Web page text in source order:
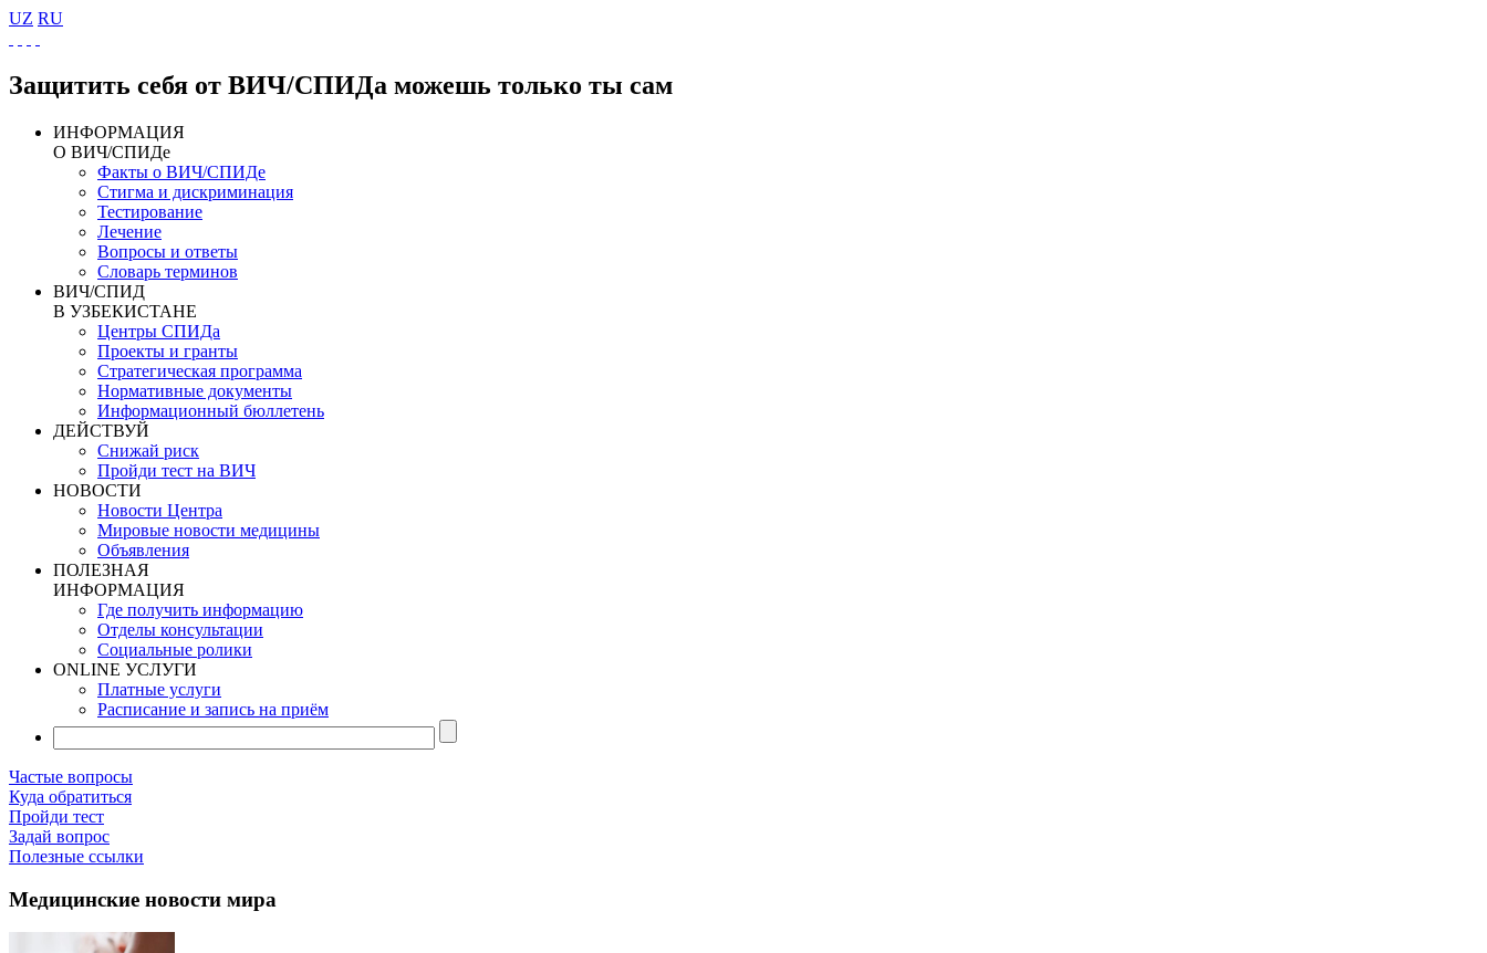
UZ RU
Защитить себя от ВИЧ/СПИДа можешь только ты сам
ИНФОРМАЦИЯ
О ВИЧ/СПИДе
Факты о ВИЧ/СПИДе
Стигма и дискриминация
Тестирование
Лечение
Вопросы и ответы
Словарь терминов
ВИЧ/СПИД
В УЗБЕКИСТАНЕ
Центры СПИДа
Проекты и гранты
Стратегическая программа
Нормативные документы
Информационный бюллетень
ДЕЙСТВУЙ
Снижай риск
Пройди тест на ВИЧ
НОВОСТИ
Новости Центра
Мировые новости медицины
Объявления
ПОЛЕЗНАЯ
ИНФОРМАЦИЯ
Где получить информацию
Отделы консультации
Социальные ролики
ONLINE УСЛУГИ
Платные услуги
Расписание и запись на приём
Частые вопросы
Куда обратиться
Пройди тест
Задай вопрос
Полезные ссылки
Медицинские новости мира